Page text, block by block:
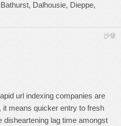
Dalhousie, Dieppe,
沙發
url indexing companies are
it means quicker entry to fresh
disheartening lag time amongst